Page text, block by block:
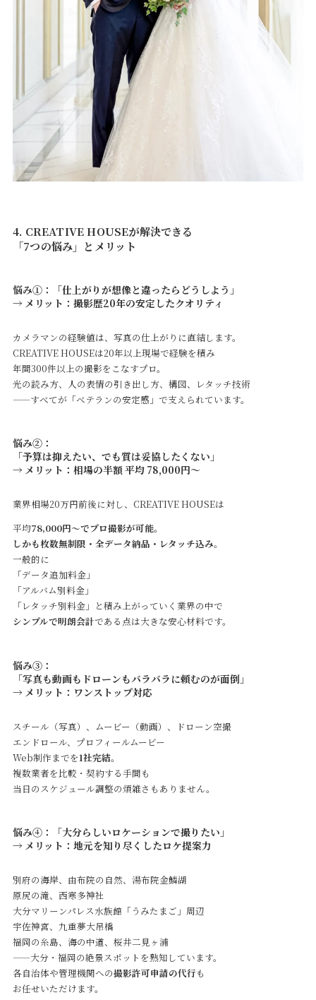
Contact
4. CREATIVE HOUSEが解決できる
「7つの悩み」とメリット
悩み①：「仕上がりが想像と違ったらどうしよう」
→ メリット：撮影歴20年の安定したクオリティ
カメラマンの経験値は、写真の仕上がりに直結します。
CREATIVE HOUSEは20年以上現場で経験を積み
年間300件以上の撮影をこなすプロ。
光の読み方、人の表情の引き出し方、構図、レタッチ技術
——すべてが「ベテランの安定感」で支えられています。
悩み②：
「予算は抑えたい、でも質は妥協したくない」
→ メリット：相場の半額 平均 78,000円～
業界相場20万円前後に対し、CREATIVE HOUSEは
平均78,000円～でプロ撮影が可能。
しかも枚数無制限・全データ納品・レタッチ込み。
一般的に
「データ追加料金」
「アルバム別料金」
「レタッチ別料金」と積み上がっていく業界の中で
シンプルで明朗会計である点は大きな安心材料です。
悩み③：
「写真も動画もドローンもバラバラに頼むのが面倒」
→ メリット：ワンストップ対応
スチール（写真）、ムービー（動画）、ドローン空撮
エンドロール、プロフィールムービー
Web制作までを1社完結。
複数業者を比較・契約する手間も
当日のスケジュール調整の煩雑さもありません。
悩み④：「大分らしいロケーションで撮りたい」
→ メリット：地元を知り尽くしたロケ提案力
別府の海岸、由布院の自然、湯布院金鱗湖
原尻の滝、西寒多神社
大分マリーンパレス水族館「うみたまご」周辺
宇佐神宮、九重夢大吊橋
福岡の糸島、海の中道、桜井二見ヶ浦
——大分・福岡の絶景スポットを熟知しています。
各自治体や管理機関への撮影許可申請の代行も
お任せいただけます。